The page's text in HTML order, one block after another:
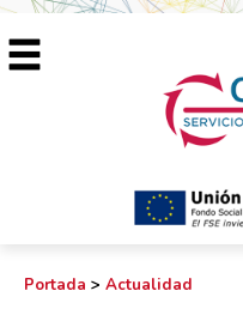
Portada > Actualidad